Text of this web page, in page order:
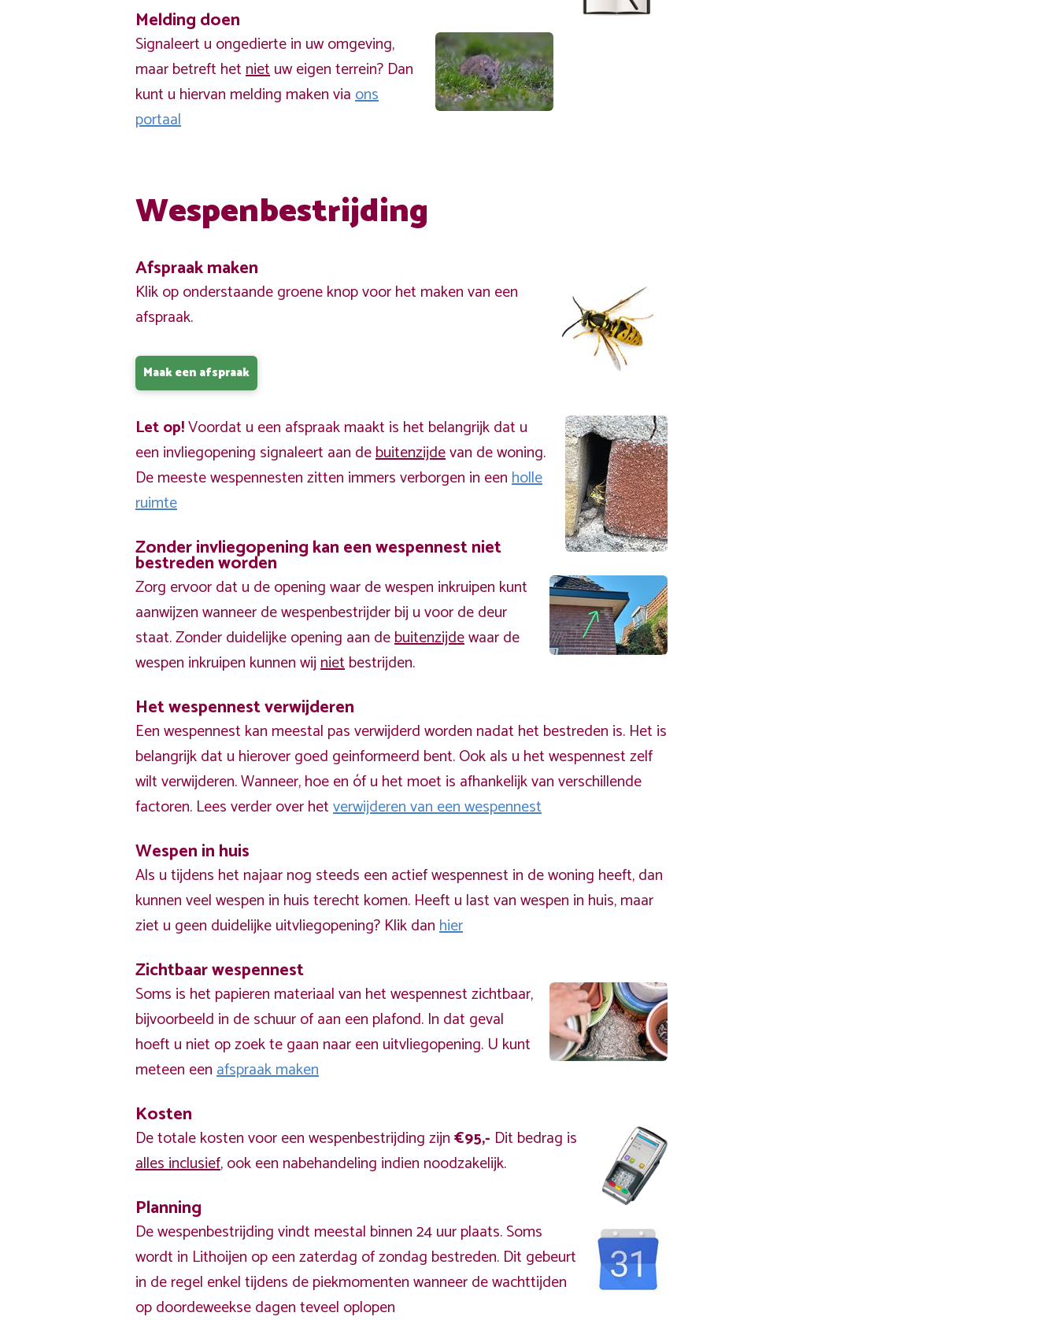
Melding doen
Signaleert u ongedierte in uw omgeving,
maar betreft hetnietuw eigen terrein? Dan
kunt u hiervan melding maken viaons
portaal
Wespenbestrijding
Afspraak maken
Klik op onderstaande groene knop voor het maken van een
afspraak.
Maak een afspraak
Let op!Voordat u een afspraak maakt is het belangrijk dat u
een invliegopening signaleert aan debuitenzijdevan de woning.
De meeste wespennesten zitten immers verborgen in eenholle
ruimte
Zonder invliegopening kan een wespennest niet
bestreden worden
Zorg ervoor dat u de opening waar de wespen inkruipen kunt
aanwijzen wanneer de wespenbestrijder bij u voor de deur
staat. Zonder duidelijke opening aan debuitenzijdewaar de
wespen inkruipen kunnen wijnietbestrijden.
Het wespennest verwijderen
Een wespennest kan meestal pas verwijderd worden nadat het bestreden is. Het is
belangrijk dat u hierover goed geinformeerd bent. Ook als u het wespennest zelf
wilt verwijderen. Wanneer, hoe en óf u het moet is afhankelijk van verschillende
factoren. Lees verder over hetverwijderen van een wespennest
Wespen in huis
Als u tijdens het najaar nog steeds een actief wespennest in de woning heeft, dan
kunnen veel wespen in huis terecht komen. Heeft u last van wespen in huis, maar
ziet u geen duidelijke uitvliegopening? Klik danhier
Zichtbaar wespennest
Soms is het papieren materiaal van het wespennest zichtbaar,
bijvoorbeeld in de schuur of aan een plafond. In dat geval
hoeft u niet op zoek te gaan naar een uitvliegopening. U kunt
meteen eenafspraak maken
Kosten
De totale kosten voor een wespenbestrijding zijn€95,- Dit bedrag is
alles inclusief, ook een nabehandeling indien noodzakelijk.
Planning
De wespenbestrijding vindt meestal binnen 24 uur plaats. Soms
wordt in Lithoijen op een zaterdag of zondag bestreden. Dit gebeurt
in de regel enkel tijdens de piekmomenten wanneer de wachttijden
op doordeweekse dagen teveel oplopen